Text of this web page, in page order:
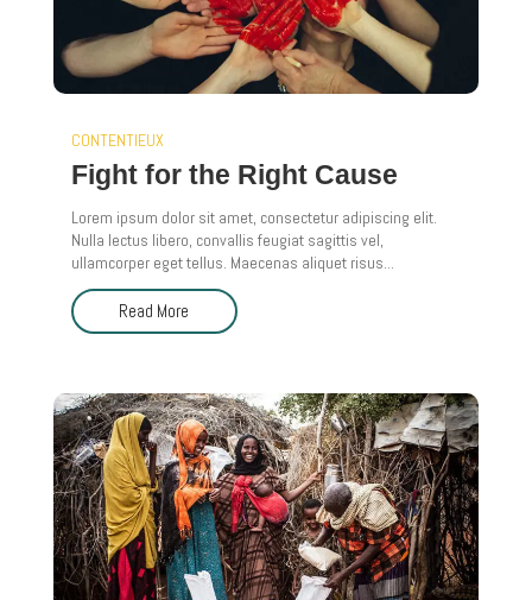
CONTENTIEUX
Fight for the Right Cause
Lorem ipsum dolor sit amet, consectetur adipiscing elit.
Nulla lectus libero, convallis feugiat sagittis vel,
ullamcorper eget tellus. Maecenas aliquet risus...
Read More